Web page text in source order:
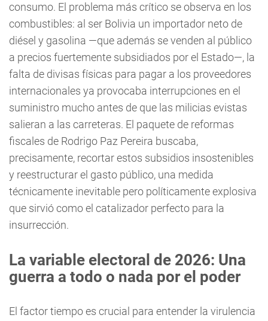
consumo. El problema más crítico se observa en los
combustibles: al ser Bolivia un importador neto de
diésel y gasolina —que además se venden al público
a precios fuertemente subsidiados por el Estado—, la
falta de divisas físicas para pagar a los proveedores
internacionales ya provocaba interrupciones en el
suministro mucho antes de que las milicias evistas
salieran a las carreteras. El paquete de reformas
fiscales de Rodrigo Paz Pereira buscaba,
precisamente, recortar estos subsidios insostenibles
y reestructurar el gasto público, una medida
técnicamente inevitable pero políticamente explosiva
que sirvió como el catalizador perfecto para la
insurrección.
La variable electoral de 2026: Una
guerra a todo o nada por el poder
El factor tiempo es crucial para entender la virulencia